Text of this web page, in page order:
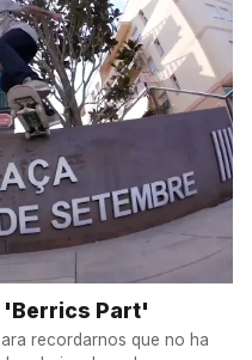
'Berrics Part'
recordarnos que no ha